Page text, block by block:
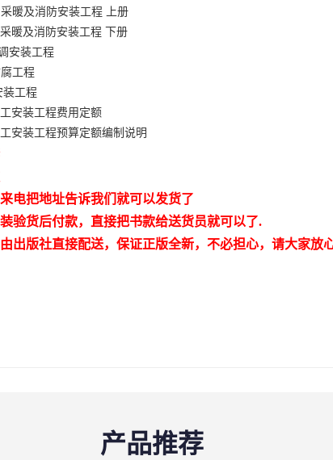
暖及消防安装工程 上册
暖及消防安装工程 下册
安装工程
工程
装工程
安装工程费用定额
安装工程预算定额编制说明
电把地址告诉我们就可以发货了
验货后付款，直接把书款给送货员就可以了.
出版社直接配送，保证正版全新，不必担心，请大家放
产品推荐